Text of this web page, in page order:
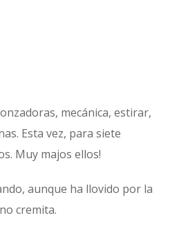
mecánica, estirar,
Esta vez, para siete
Muy majos ellos!
aunque ha llovido por la
cremita.